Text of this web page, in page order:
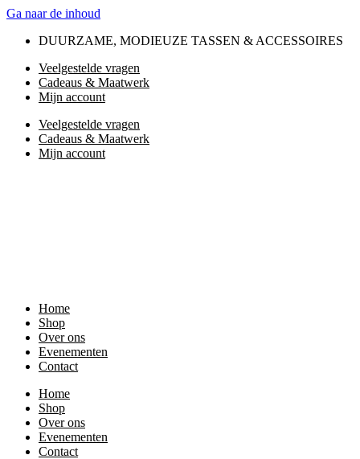
Ga naar de inhoud
DUURZAME, MODIEUZE TASSEN & ACCESSOIRES
Veelgestelde vragen
Cadeaus & Maatwerk
Mijn account
Veelgestelde vragen
Cadeaus & Maatwerk
Mijn account
Home
Shop
Over ons
Evenementen
Contact
Home
Shop
Over ons
Evenementen
Contact